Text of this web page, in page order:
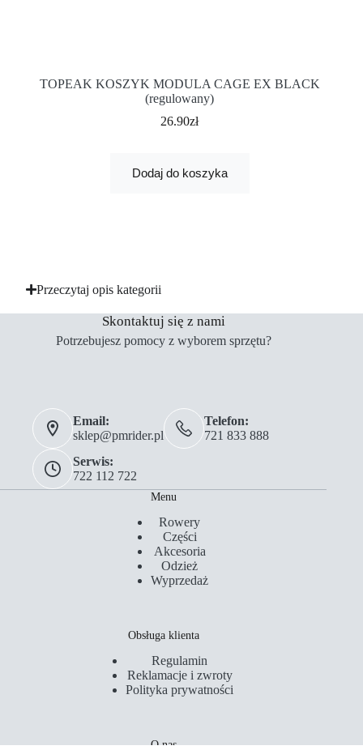
TOPEAK KOSZYK MODULA CAGE EX BLACK
(regulowany)
26.90zł
Dodaj do koszyka
Przeczytaj opis kategorii
Skontaktuj się z nami
Potrzebujesz pomocy z wyborem sprzętu?
Email:
sklep@pmrider.pl
Telefon:
721 833 888
Serwis:
722 112 722
Menu
Rowery
Części
Akcesoria
Odzież
Wyprzedaż
Obsługa klienta
Regulamin
Reklamacje i zwroty
Polityka prywatności
O nas